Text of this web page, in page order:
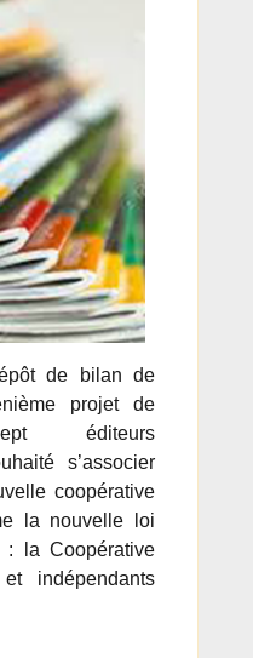
de bilan de
projet de
éditeurs
s’associer
coopérative
la nouvelle loi
la Coopérative
indépendants